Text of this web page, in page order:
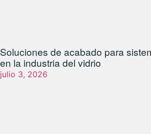
Soluciones de acabado para
en la industria del vidrio
julio 3, 2026